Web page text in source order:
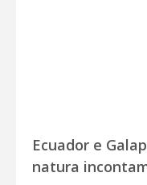
Ecuador e
natura